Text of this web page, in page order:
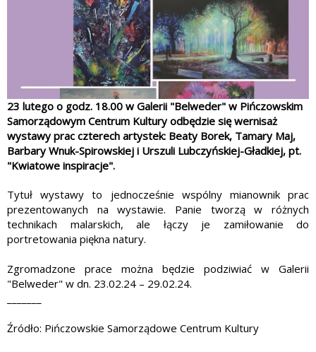
23 lutego o godz. 18.00 w Galerii "Belweder" w Pińczowskim
Samorządowym Centrum Kultury odbędzie się wernisaż
wystawy prac czterech artystek: Beaty Borek, Tamary Maj,
Barbary Wnuk-Spirowskiej i Urszuli Lubczyńskiej-Gładkiej, pt.
"Kwiatowe inspiracje".
Tytuł wystawy to jednocześnie wspólny mianownik prac
prezentowanych na wystawie. Panie tworzą w różnych
technikach malarskich, ale łączy je zamiłowanie do
portretowania piękna natury.
Zgromadzone prace można będzie podziwiać w Galerii
"Belweder" w dn. 23.02.24 – 29.02.24.
Źródło: Pińczowskie Samorządowe Centrum Kultury